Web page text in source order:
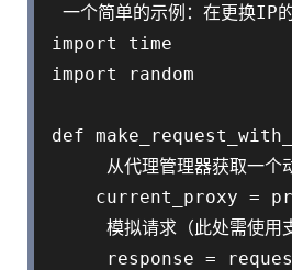
一个简单的示例：在更换IP
import time
import random
def
从代理管理器获取一个
current_proxy =
模拟请求（此处需使
response =